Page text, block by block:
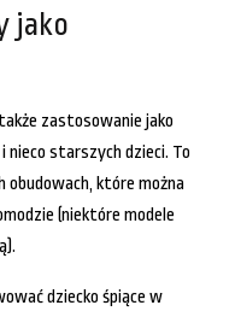
jako
zastosowanie jako
starszych dzieci. To
które można
(niektóre modele
dziecko śpiące w